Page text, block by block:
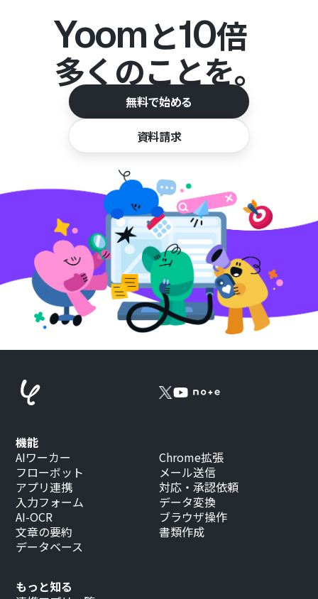
Yoomと10倍
多くのことを。
無料で始める
資料請求
もっと知る
機能
AIワーカー
フローボット
アプリ連携
入力フォーム
AI-OCR
文章の要約
データベース
Chrome拡張
メール送信
対応・承認依頼
データ変換
ブラウザ操作
書類作成